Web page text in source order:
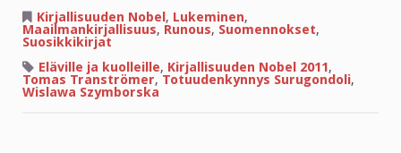
Nobelisti
haluaa
sanoa?
Kirjallisuuden Nobel, Lukeminen,
Maailmankirjallisuus, Runous, Suomennokset,
Suosikkikirjat
Eläville ja kuolleille, Kirjallisuuden Nobel 2011,
Tomas Tranströmer, Totuudenkynnys Surugondoli,
Wislawa Szymborska